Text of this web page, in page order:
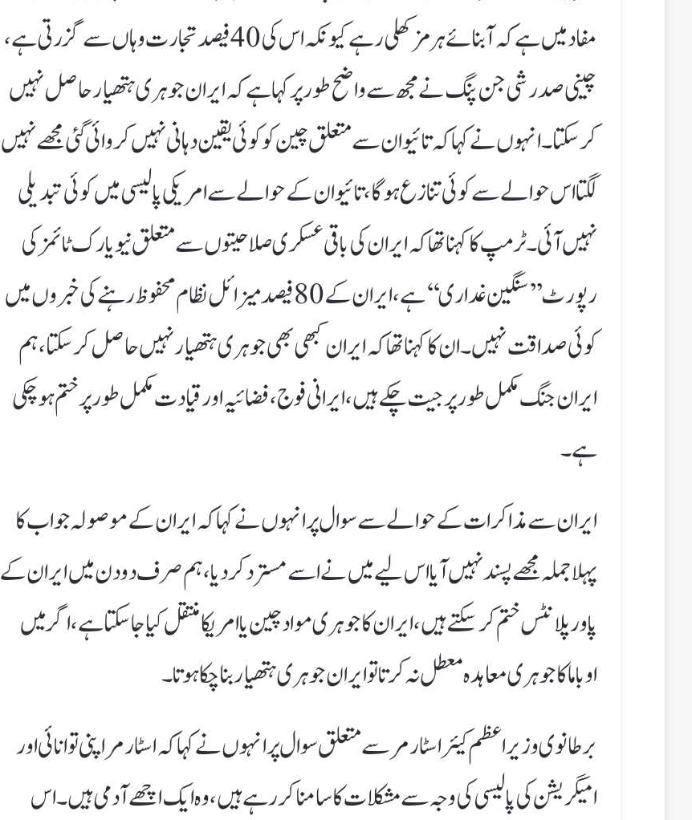
مفاد میں ہے کہ آبنائے ہرمز کھلی رہے کیونکہ اس کی40فیصد تجارت وہاں سے گزرتی ہے،
چینی صدر شی جن پنگ نے مجھ سے واضح طور پر کہا ہے کہ ایران جوہری ہتھیار حاصل نہیں
کرسکتا۔انہوں نے کہا کہ تائیوان سے متعلق چین کو کوئی یقین دہانی نہیں کروائی گئی مجھے نہیں
لگتا اس حوالے سے کوئی تنازع ہوگا، تائیوان کے حوالے سے امریکی پالیسی میں کوئی تبدیلی
نہیں آئی۔ٹرمپ کا کہنا تھا کہ ایران کی باقی عسکری صلاحیتوں سے متعلق نیویارک ٹائمز کی
رپورٹ ’’سنگین غداری‘‘ہے، ایران کے 80 فیصد میزائل نظام محفوظ رہنے کی خبروں میں
کوئی صداقت نہیں۔ان کا کہنا تھا کہ ایران کبھی بھی جوہری ہتھیار نہیں حاصل کرسکتا، ہم
ایران جنگ مکمل طور پر جیت چکے ہیں، ایرانی فوج، فضائیہ اور قیادت مکمل طور پر ختم ہو چکی
ہے۔
ایران سے مذاکرات کے حوالے سے سوال پر انہوں نے کہا کہ ایران کے موصولہ جواب کا
پہلا جملہ مجھے پسند نہیں آیا اس لیے میں نے اسے مسترد کردیا، ہم صرف دو دن میں ایران کے
پاور پلانٹس ختم کرسکتے ہیں،ایران کا جوہری مواد چین یا امریکا منتقل کیا جاسکتا ہے، اگر میں
اوباما کا جوہری معاہدہ معطل نہ کرتا تو ایران جوہری ہتھیار بناچکا ہوتا۔
برطانوی وزیراعظم کیئر اسٹارمر سے متعلق سوال پر انہوں نے کہا کہ اسٹارمر اپنی توانائی اور
امیگریشن کی پالیسی کی وجہ سے مشکلات کا سامنا کر رہے ہیں، وہ ایک اچھے آدمی ہیں۔اس